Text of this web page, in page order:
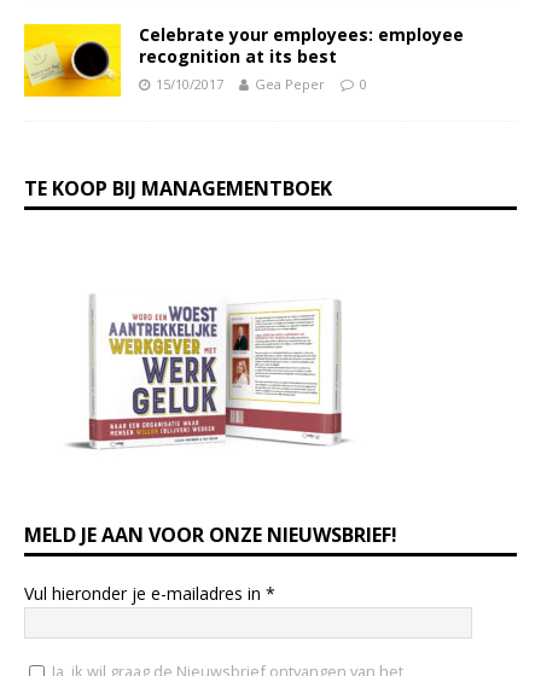
Celebrate your employees: employee
recognition at its best
15/10/2017 Gea Peper 0
TE KOOP BIJ MANAGEMENTBOEK
MELD JE AAN VOOR ONZE NIEUWSBRIEF!
Vul hieronder je e-mailadres in *
Ja, ik wil graag de Nieuwsbrief ontvangen van het